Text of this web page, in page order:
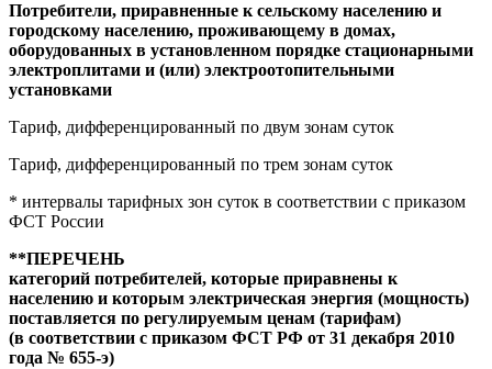
Потребители, приравненные к сельскому населению и
городскому населению, проживающему в домах,
оборудованных в установленном порядке стационарными
электроплитами и (или) электроотопительными
установками
Тариф, дифференцированный по двум зонам суток
Тариф, дифференцированный по трем зонам суток
* интервалы тарифных зон суток в соответствии с приказом
ФСТ России
**ПЕРЕЧЕНЬ
категорий потребителей, которые приравнены к
населению и которым электрическая энергия (мощность)
поставляется по регулируемым ценам (тарифам)
(в соответствии с приказом ФСТ РФ от 31 декабря 2010
года № 655-э)